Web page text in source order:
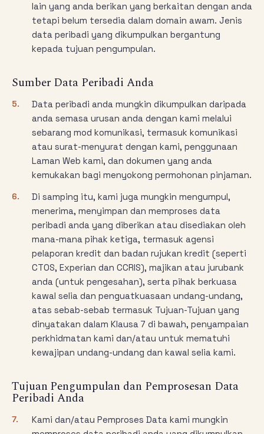
lain yang anda berikan yang berkaitan dengan anda
tetapi belum tersedia dalam domain awam. Jenis
data peribadi yang dikumpulkan bergantung
kepada tujuan pengumpulan.
Sumber Data Peribadi Anda
5.
Data peribadi anda mungkin dikumpulkan daripada
anda semasa urusan anda dengan kami melalui
sebarang mod komunikasi, termasuk komunikasi
atau surat-menyurat dengan kami, penggunaan
Laman Web kami, dan dokumen yang anda
kemukakan bagi menyokong permohonan pinjaman.
6.
Di samping itu, kami juga mungkin mengumpul,
menerima, menyimpan dan memproses data
peribadi anda yang diberikan atau disediakan oleh
mana-mana pihak ketiga, termasuk agensi
pelaporan kredit dan badan rujukan kredit (seperti
CTOS, Experian dan CCRIS), majikan atau jurubank
anda (untuk pengesahan), serta pihak berkuasa
kawal selia dan penguatkuasaan undang-undang,
atas sebab-sebab termasuk Tujuan-Tujuan yang
dinyatakan dalam Klausa 7 di bawah, penyampaian
perkhidmatan kami dan/atau untuk mematuhi
kewajipan undang-undang dan kawal selia kami.
Tujuan Pengumpulan dan Pemprosesan Data
Peribadi Anda
7.
Kami dan/atau Pemproses Data kami mungkin